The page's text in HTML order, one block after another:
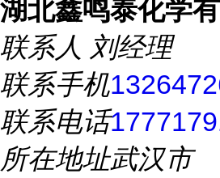
湖北鑫鸣泰化学
联系人 刘经理
联系手机
联系电话
所在地址武汉市